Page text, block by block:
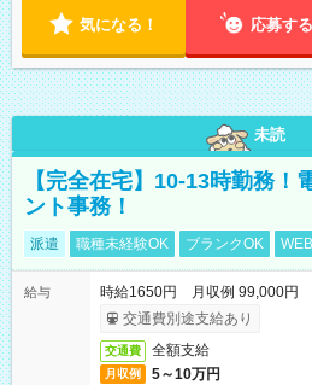
気になる！ 応募する
未読
【完全在宅】10-13時勤務！
ント事務！
派遣 職種未経験OK ブランクOK
給与
時給1650円 月収例 99,000円
交通費別途支給あり
交通費 全額支給
月収例 5～10万円